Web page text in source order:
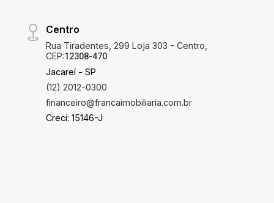
Centro
Rua Tiradentes, 299 Loja 303 - Centro,
CEP:12308-470
Jacareí - SP
(12) 2012-0300
financeiro@francaimobiliaria.com.br
Creci: 15146-J